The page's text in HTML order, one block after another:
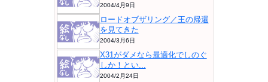
2004/4月9日
ロードオブザリング／王の帰還
を見てきた
2004/3月6日
X31がダメなら最適化でしのぐ
しか！とい...
2004/2月24日